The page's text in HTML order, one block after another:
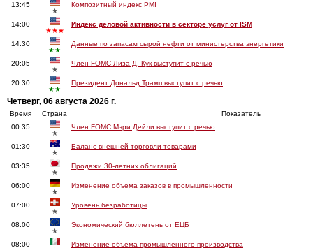
13:45
★
Композитный индекс PMI
14:00
★★★
Индекс деловой активности в секторе услуг от ISM
14:30
★★
Данные по запасам сырой нефти от министерства энергетики
20:05
★
Член FOMC Лиза Д. Кук выступит с речью
20:30
★★
Президент Дональд Трамп выступит с речью
Четверг, 06 августа 2026 г.
Время Страна
Показатель
00:35
★
Член FOMC Мэри Дейли выступит с речью
01:30
★
Баланс внешней торговли товарами
03:35
★
Продажи 30-летних облигаций
06:00
★
Изменение объема заказов в промышленности
07:00
★
Уровень безработицы
08:00
★
Экономический бюллетень от ЕЦБ
08:00
Изменение объема промышленного производства